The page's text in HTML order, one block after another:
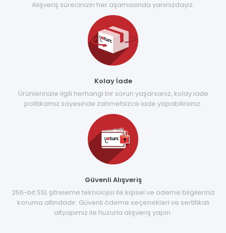
Alışveriş sürecinizin her aşamasında yanınızdayız.
Kolay İade
Ürünlerinizle ilgili herhangi bir sorun yaşarsanız, kolay iade
politikamız sayesinde zahmetsizce iade yapabilirsiniz.
Güvenli Alışveriş
256-bit SSL şifreleme teknolojisi ile kişisel ve ödeme bilgileriniz
koruma altındadır. Güvenli ödeme seçenekleri ve sertifikalı
altyapımız ile huzurla alışveriş yapın.